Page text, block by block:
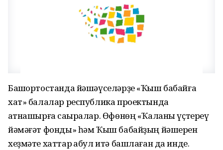
Башҡортостанда йәшәүселәрҙе «Ҡыш бабайға
хат» балалар республика проектында
ҡатнашырға саҡыралар. Өфөнөң «Ҡаланы үҫтереү
йәмәғәт фонды» һәм Ҡыш бабайҙың йәшерен
хеҙмәте хаттар ҡабул итә башлаған да инде.